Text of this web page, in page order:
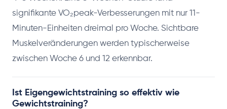
signifikante VO₂peak-Verbesserungen mit nur 11-
Minuten-Einheiten dreimal pro Woche. Sichtbare
Muskelveränderungen werden typischerweise
zwischen Woche 6 und 12 erkennbar.
Ist Eigengewichtstraining so effektiv wie
Gewichtstraining?